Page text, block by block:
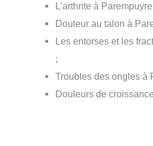
L’arthrite à
Douleur au talon à
Les entorses et les
;
Troubles des ongles à
Douleurs de